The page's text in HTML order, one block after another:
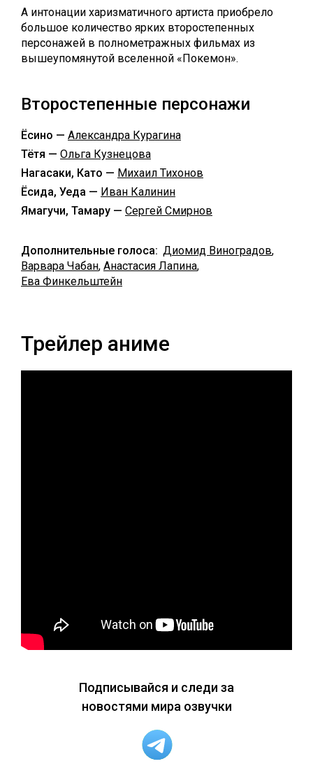
А интонации харизматичного артиста приобрело
большое количество ярких второстепенных
персонажей в полнометражных фильмах из
вышеупомянутой вселенной «Покемон».
Второстепенные персонажи
Ёсино — Александра Курагина
Тётя — Ольга Кузнецова
Нагасаки, Като — Михаил Тихонов
Ёсида, Уеда — Иван Калинин
Ямагучи, Тамару — Сергей Смирнов
Дополнительные голоса: Диомид Виноградов,
Варвара Чабан, Анастасия Лапина,
Ева Финкельштейн
Трейлер аниме
Подписывайся и следи за
новостями мира озвучки